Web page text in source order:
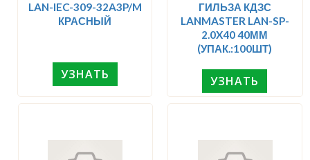
LAN-IEC-309-32A3P/M
КРАСНЫЙ
УЗНАТЬ
ГИЛЬЗА КДЗС
LANMASTER LAN-SP-
2.0X40 40ММ
(УПАК.:100ШТ)
УЗНАТЬ